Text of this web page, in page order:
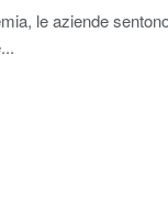
le aziende